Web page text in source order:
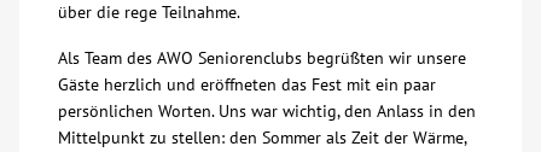
Mitmachen
über die rege Teilnahme.
Als Team des AWO Seniorenclubs begrüßten wir unsere
Gäste herzlich und eröffneten das Fest mit ein paar
persönlichen Worten. Uns war wichtig, den Anlass in den
Mittelpunkt zu stellen: den Sommer als Zeit der Wärme,